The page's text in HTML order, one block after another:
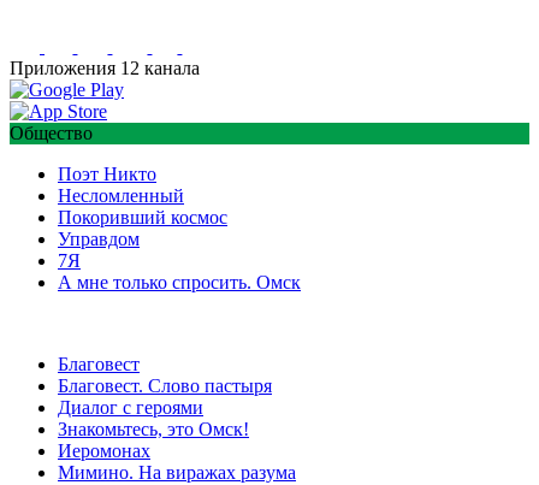
Приложения 12 канала
Общество
Поэт Никто
Несломленный
Покоривший космос
Управдом
7Я
А мне только спросить. Омск
Благовест
Благовест. Слово пастыря
Диалог с героями
Знакомьтесь, это Омск!
Иеромонах
Мимино. На виражах разума